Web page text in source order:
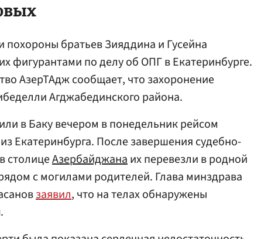
братьев Зияддина и Гусейна
фигурантами по делу об ОПГ в Екатеринбурге.
АзерТАдж сообщает, что захоронение
Агджабединского района.
в Баку вечером в понедельник рейсом
из Екатеринбурга. После завершения судебно-
столицеАзербайджанаих перевезли в родной
с могилами родителей. Глава минздрава
заявил, что на телах обнаружены